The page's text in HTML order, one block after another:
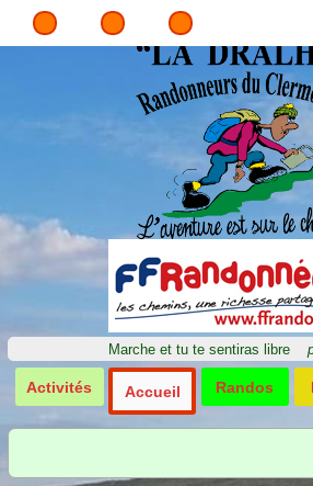
Marche et tu te sentiras libre
Activités Accueil Randos